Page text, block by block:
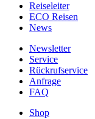
Reiseleiter
ECO Reisen
News
Newsletter
Service
Rückrufservice
Anfrage
FAQ
Shop